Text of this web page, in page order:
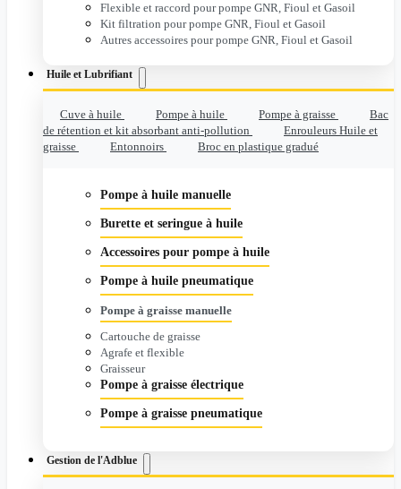
Flexible et raccord pour pompe GNR, Fioul et Gasoil
Kit filtration pour pompe GNR, Fioul et Gasoil
Autres accessoires pour pompe GNR, Fioul et Gasoil
Huile et Lubrifiant
Cuve à huile Pompe à huile Pompe à graisse
Bac
de rétention et kit absorbant anti-pollution
Enrouleurs Huile et
graisse
Entonnoirs Broc en plastique gradué
Pompe à huile manuelle
Burette et seringue à huile
Accessoires pour pompe à huile
Pompe à huile pneumatique
Pompe à graisse manuelle
Cartouche de graisse
Agrafe et flexible
Graisseur
Pompe à graisse électrique
Pompe à graisse pneumatique
Gestion de l'Adblue